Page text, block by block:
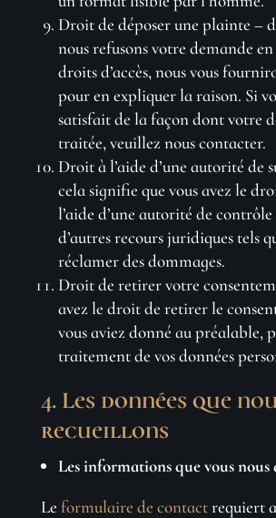
Droit de déposer une plainte –
nous refusons votre demande
droits d’accès, nous vous
pour en expliquer la raison. Si
satisfait de la façon dont votre
traitée, veuillez nous contacter.
Droit à l’aide d’une autorité de
cela signifie que vous avez le
l’aide d’une autorité de
d’autres recours juridiques tels
réclamer des dommages.
Droit de retirer votre
avez le droit de retirer le
vous aviez donné au préalable,
traitement de vos données
4. Les données que
recueillons
Les informations que vous
Le formulaire de contactrequiert